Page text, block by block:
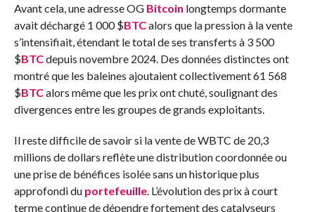
Avant cela, une adresse OG Bitcoin longtemps dormante
avait déchargé 1 000$BTCalors que la pression à la vente
s’intensifiait, étendant le total de ses transferts à 3 500
$BTCdepuis novembre 2024. Des données distinctes ont
montré que les baleines ajoutaient collectivement 61 568
$BTCalors même que les prix ont chuté, soulignant des
divergences entre les groupes de grands exploitants.
Il reste difficile de savoir si la vente de WBTC de 20,3
millions de dollars reflète une distribution coordonnée ou
une prise de bénéfices isolée sans un historique plus
approfondi du portefeuille. L’évolution des prix à court
terme continue de dépendre fortement des catalyseurs